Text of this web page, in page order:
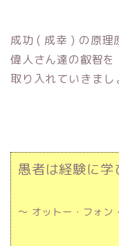
成功 ( 成幸 ) の原理
偉人さん達の叡智を
取り入れていきま
愚者は経験に学
～ オットー・フォン